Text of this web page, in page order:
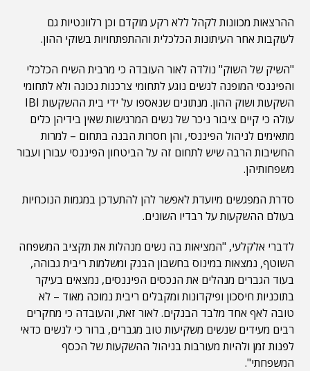
ההרצאות מכוונות לקהל ללא רקע מוקדם וכן רלוונטיות גם
לעוקבות אחר העיתונות הכלכלית וההתפתחויות בשוקי ההון.
"השיק של השוק" נולדה לאור העובדה כי מרבית השיח הכלכלי
והפיננסי המופנה לנשים נוגע לתחומי צרכנות נכונה ולא לתחומי
השקעות ושוק ההון. מנתונים שנאספו על ידי בית ההשקעות IBI
עולה כי קיים ציבור ניכר של נשים המרגישות שאין בידיהן כלים
מתאימים לניהול הפיננסי, והן חסרות הבנה בתחום – למרות
החשיבות הרבה שיש לתחום זה על הביטחון הפיננסי עבורן ועבור
משפחותיהן.
סדרת המפגשים מיועדת לאפשר להן להתעדכן במגמות הנוכחיות
בעולם ההשקעות על רבדיו השונים.
לדברי אלקלעי, "המציאות בה נשים מנהלות את תקציב המשפחה
השוטף, נמצאות במינוס בחשבון הבנק ומשלמות ריבית גבוהה,
בעוד הגברים מנהלים את הנכסים הפיננסים, נמצאים בעיקר
בתוכניות חיסכון ופיקדונות ומקבלים ריבית נמוכה מאוד – לא
טובה לאף אחד מלבד הבנקים. לאור זאת, והעובדה כי מחקרים
רבים מעידים שנשים משקיעות טוב מגברים, ברור כי לנשים כדאי
לפנות זמן ולהיות מעורבות בניהול ההשקעות של הכסף
המשפחתי".